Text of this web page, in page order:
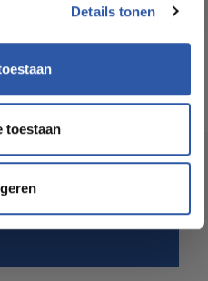
Details tonen
toestaan